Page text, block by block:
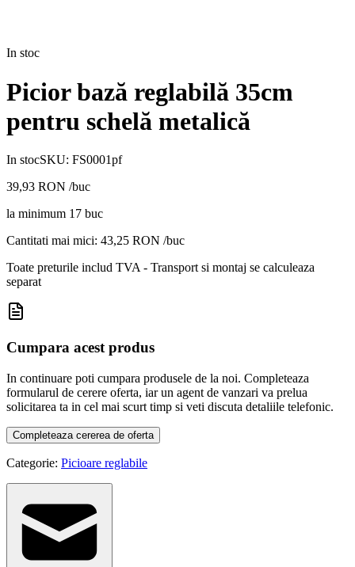
In stoc
Picior bază reglabilă 35cm
pentru schelă metalică
In stocSKU: FS0001pf
39,93 RON /buc
la minimum 17 buc
Cantitati mai mici: 43,25 RON /buc
Toate preturile includ TVA - Transport si montaj se calculeaza
separat
Cumpara acest produs
In continuare poti cumpara produsele de la noi. Completeaza
formularul de cerere oferta, iar un agent de vanzari va prelua
solicitarea ta in cel mai scurt timp si veti discuta detaliile telefonic.
Completeaza cererea de oferta
Categorie: Picioare reglabile